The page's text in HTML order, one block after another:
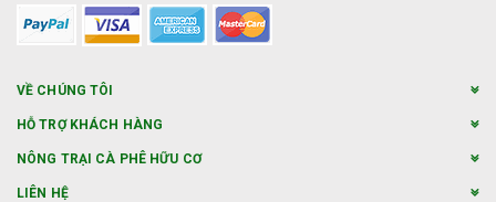
VỀ CHÚNG TÔI
HỖ TRỢ KHÁCH HÀNG
NÔNG TRẠI CÀ PHÊ HỮU CƠ
LIÊN HỆ